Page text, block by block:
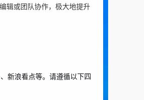
辑或团队协作，极大地提升
新浪看点等。 请遵循以下四